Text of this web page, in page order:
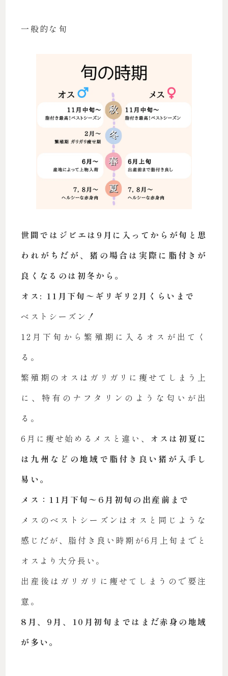
一般的な旬
世間ではジビエは9月に入ってからが旬と思
われがちだが、猪の場合は実際に脂付きが
良くなるのは初冬から。
オス: 11月下旬〜ギリギリ2月くらいまで
ベストシーズン！
12月下旬から繁殖期に入るオスが出てく
る。
繁殖期のオスはガリガリに痩せてしまう上
に、特有のナフタリンのような匂いが出
る。
6月に痩せ始めるメスと違い、 オスは初夏に
は九州などの地域で脂付き良い猪が入手し
易い。
メス：11月下旬〜6月初旬の出産前まで
メスのベストシーズンはオスと同じような
感じだが、脂付き良い時期が6月上旬までと
オスより大分長い。
出産後はガリガリに痩せてしまうので要注
意。
8月、9月、10月初旬まではまだ赤身の地域
が多い。